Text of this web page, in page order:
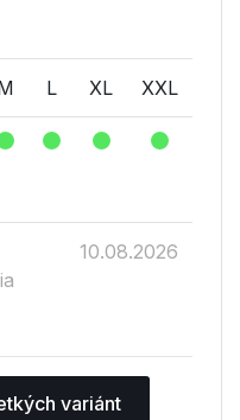
L XL XXL
10.08.2026
variánt